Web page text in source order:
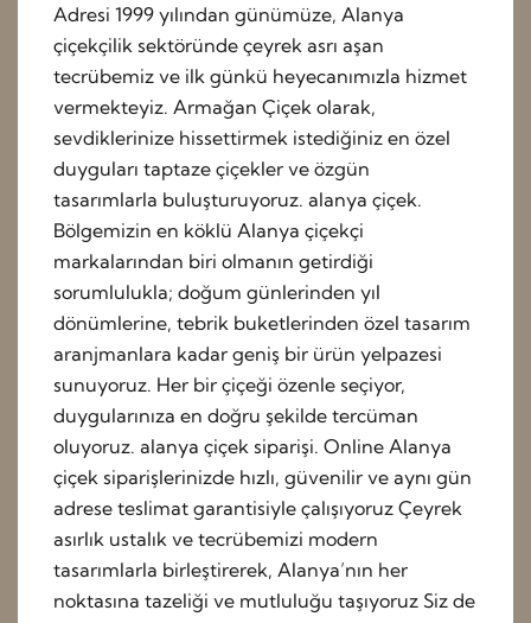
Adresi 1999 yılından günümüze, Alanya
çiçekçilik sektöründe çeyrek asrı aşan
tecrübemiz ve ilk günkü heyecanımızla hizmet
vermekteyiz. Armağan Çiçek olarak,
sevdiklerinize hissettirmek istediğiniz en özel
duyguları taptaze çiçekler ve özgün
tasarımlarla buluşturuyoruz. alanya çiçek.
Bölgemizin en köklü Alanya çiçekçi
markalarından biri olmanın getirdiği
sorumlulukla; doğum günlerinden yıl
dönümlerine, tebrik buketlerinden özel tasarım
aranjmanlara kadar geniş bir ürün yelpazesi
sunuyoruz. Her bir çiçeği özenle seçiyor,
duygularınıza en doğru şekilde tercüman
oluyoruz. alanya çiçek siparişi. Online Alanya
çiçek siparişlerinizde hızlı, güvenilir ve aynı gün
adrese teslimat garantisiyle çalışıyoruz Çeyrek
asırlık ustalık ve tecrübemizi modern
tasarımlarla birleştirerek, Alanya’nın her
noktasına tazeliği ve mutluluğu taşıyoruz Siz de